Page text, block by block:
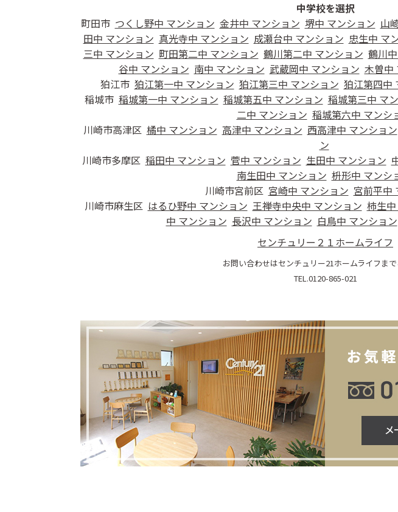
中学校を選択
町田市 つくし野中 マンション 金井中 マンション 堺中 マンション 山
田中 マンション 真光寺中 マンション 成瀬台中 マンション 忠生中 マ
三中 マンション 町田第二中 マンション 鶴川第二中 マンション 鶴川
谷中 マンション 南中 マンション 武蔵岡中 マンション 木曽中
狛江市 狛江第一中 マンション 狛江第三中 マンション 狛江第四中
稲城市 稲城第一中 マンション 稲城第五中 マンション 稲城第三中 マ
二中 マンション 稲城第六中 マンシ
川崎市高津区 橘中 マンション 高津中 マンション 西高津中 マンション
ン
川崎市多摩区 稲田中 マンション 菅中 マンション 生田中 マンション
南生田中 マンション 枡形中 マンシ
川崎市宮前区 宮崎中 マンション 宮前平中
川崎市麻生区 はるひ野中 マンション 王禅寺中央中 マンション 柿生
中 マンション 長沢中 マンション 白鳥中 マンション
センチュリー２１ホームライフ
お問い合わせはセンチュリー21ホームライフまで
TEL.0120-865-021